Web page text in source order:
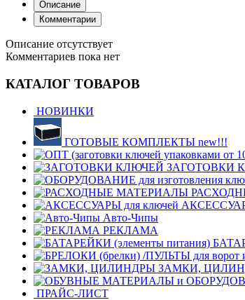
Описание
Комментарии
Описание отсутствует
Комментариев пока нет
КАТАЛОГ ТОВАРОВ
НОВИНКИ
ГОТОВЫЕ КОМПЛЕКТЫ new!!!
ЗАГОТОВКИ
Авто-Чипы
РЕКЛАМА
ЗАМКИ,
ПРАЙС-ЛИСТ